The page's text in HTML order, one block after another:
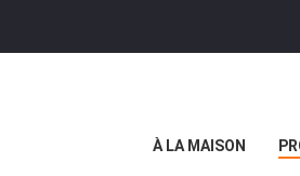
À LA MAISON